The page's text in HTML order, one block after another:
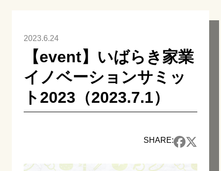
2023.6.24
【event】いばらき家業
イノベーションサミッ
ト2023（2023.7.1）
SHARE: